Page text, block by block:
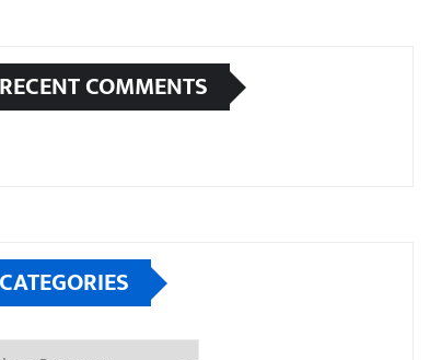
RECENT COMMENTS
CATEGORIES